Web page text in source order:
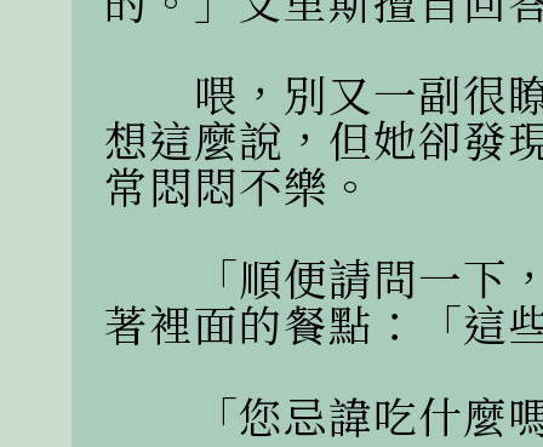
喂，別又一副很
想這麼說，但她卻發
常悶悶不樂。
「順便請問一下，
著裡面的餐點：「這
「您忌諱吃什麼